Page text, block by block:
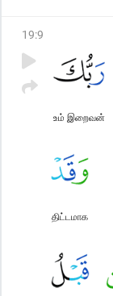
19:9
உம் இறைவன்
திட்டமாக